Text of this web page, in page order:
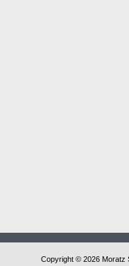
Copyright © 2026 Moratz